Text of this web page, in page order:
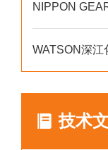
NIPPON
WATSON深江
技术